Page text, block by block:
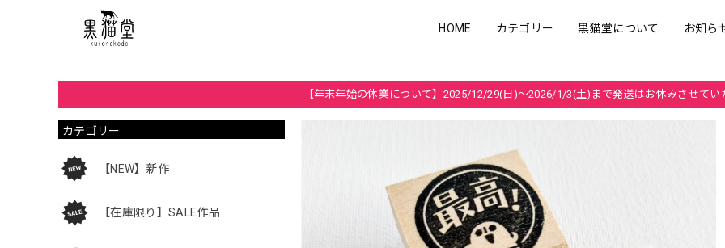
HOME カテゴリー 黒猫堂について お知ら
【年末年始の休業について】2025/12/29(日)～2026/1/3(土)まで発送はお休みさせてい
カテゴリー
【NEW】新作
【在庫限り】SALE作品